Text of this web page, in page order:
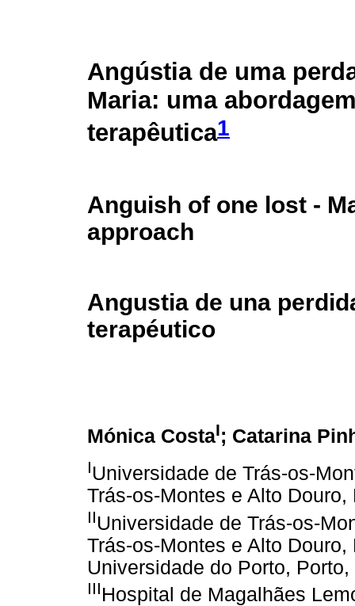
Angústia de uma
Maria: uma
terapêutica1
Anguish of one lost -
approach
Angustia de una
terapéutico
Mónica CostaI; Catarina
IUniversidade de Trás-os-
Trás-os-Montes e Alto Douro,
IIUniversidade de Trás-os-
Trás-os-Montes e Alto
Universidade do Porto,
IIIHospital de Magalhães